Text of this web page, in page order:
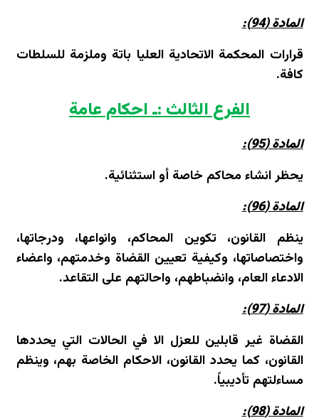
المادة (94):
قرارات المحكمة الاتحادية العليا باتة وملزمة للسلطات
كافة.
الفرع الثالث :ـ احكام عامة
المادة (95):
يحظر انشاء محاكم خاصة أو استثنائية.
المادة (96):
ينظم القانون، تكوين المحاكم، وانواعها، ودرجاتها،
واختصاصاتها، وكيفية تعيين القضاة وخدمتهم، واعضاء
الادعاء العام، وانضباطهم، واحالتهم على التقاعد.
المادة (97):
القضاة غير قابلين للعزل الا في الحالات التي يحددها
القانون، كما يحدد القانون، الاحكام الخاصة بهم، وينظم
مساءلتهم تأديبياً.
المادة (98):